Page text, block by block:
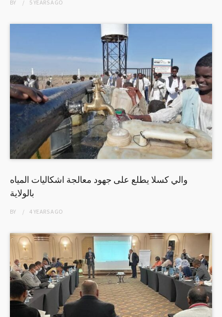
BY 5 YEARSAGO
والي كسلا يطلع على جهود معالجة اشكاليات المياه
بالولاية
BY 4 YEARSAGO